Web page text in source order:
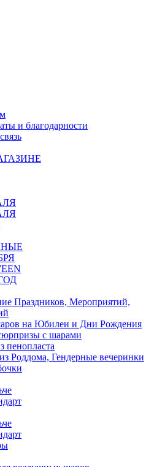
и благодарности
Праздников, Мероприятий,
на Юбилеи и Дни Рождения
с шарами
пенопласта
Роддома, Гендерные вечеринки